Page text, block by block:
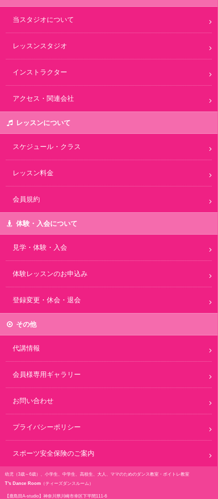
当スタジオについて
レッスンスタジオ
インストラクター
アクセス・関連会社
レッスンについて
スケジュール・クラス
レッスン料金
会員規約
体験・入会について
見学・体験・入会
体験レッスンのお申込み
登録変更・休会・退会
その他
代講情報
会員様専用ギャラリー
お問い合わせ
プライバシーポリシー
スポーツ安全保険のご案内
幼児（3歳～6歳）、小学生、中学生、高校生、大人、ママのためのダンス教室・ボイトレ教室
T's Dance Room （ティーズダンスルーム）
【鹿島田A-studio】 神奈川県川崎市幸区下平間111-6